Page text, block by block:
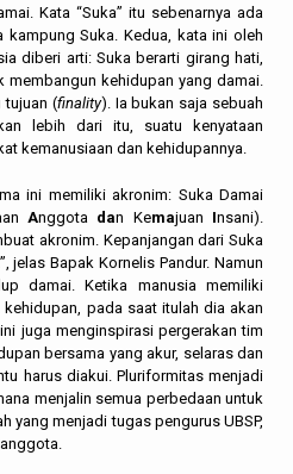
Kata “Suka” itu sebenarnya ada
kampung Suka. Kedua, kata ini oleh
diberi arti: Suka berarti girang hati,
membangun kehidupan yang damai.
tujuan (finality). Ia bukan saja sebuah
lebih dari itu, suatu kenyataan
kemanusiaan dan kehidupannya.
ini memiliki akronim: Suka Damai
Anggota dan Kemajuan Insani).
akronim. Kepanjangan dari Suka
jelas Bapak Kornelis Pandur. Namun
damai. Ketika manusia memiliki
pada saat itulah dia akan
juga menginspirasi pergerakan tim
bersama yang akur, selaras dan
harus diakui. Pluriformitas menjadi
menjalin semua perbedaan untuk
yang menjadi tugas pengurus UBSP,